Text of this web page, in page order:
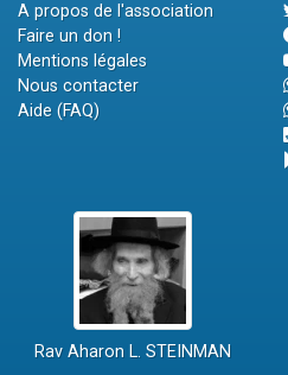
A propos de l'association
Faire un don !
Mentions légales
Nous contacter
Aide (FAQ)
Rav Aharon L. STEINMAN